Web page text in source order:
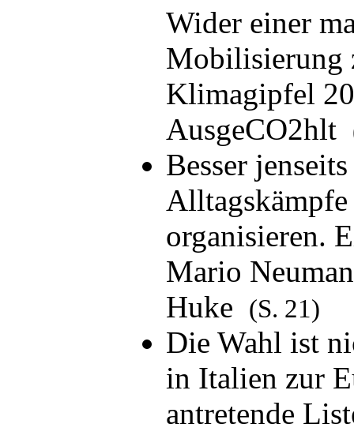
Wider einer
Mobilisierung
Klimagipfel
AusgeCO2hlt
Besser
organisieren.
Mario
Huke
(S. 21)
Die Wahl ist
in Italien zur
antretende